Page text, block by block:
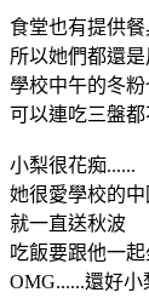
食堂也有提供
所以她們都還
學校中午的冬
可以連吃三盤
小梨很花痴......
她很愛學校的
就一直送秋波
吃飯要跟他一
OMG......還好小